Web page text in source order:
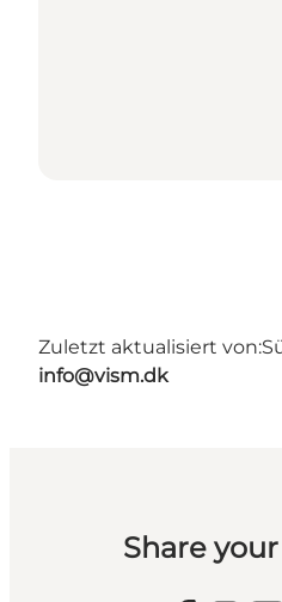
Zuletzt aktualisiert von:
info@vism.dk
Share